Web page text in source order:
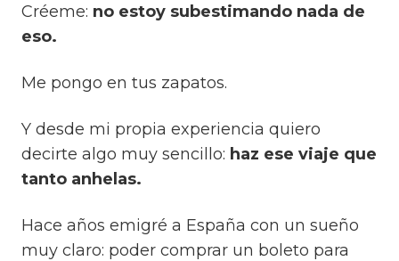
Créeme: no estoy subestimando nada de
eso.
Me pongo en tus zapatos.
Y desde mi propia experiencia quiero
decirte algo muy sencillo: haz ese viaje que
tanto anhelas.
Hace años emigré a España con un sueño
muy claro: poder comprar un boleto para